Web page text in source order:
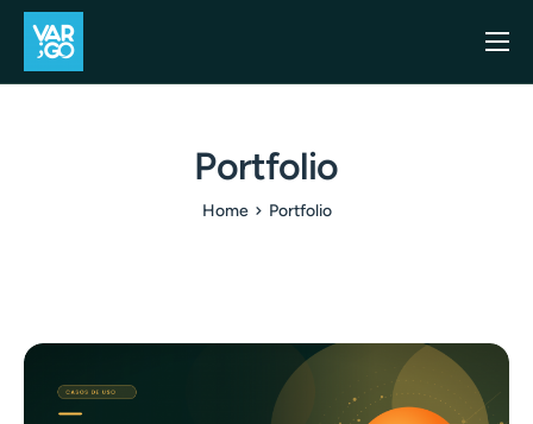
Inicio
Portfolio
Home Portfolio